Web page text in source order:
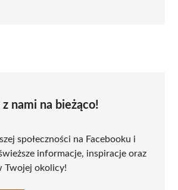
z nami na bieżąco!
społeczności na Facebooku i
informacje, inspiracje oraz
Twojej okolicy!